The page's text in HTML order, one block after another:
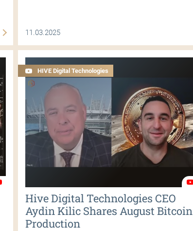
11.03.2025
HIVE Digital Technologies
Hive Digital Technologies CEO
Aydin Kilic Shares August Bitcoin
Production